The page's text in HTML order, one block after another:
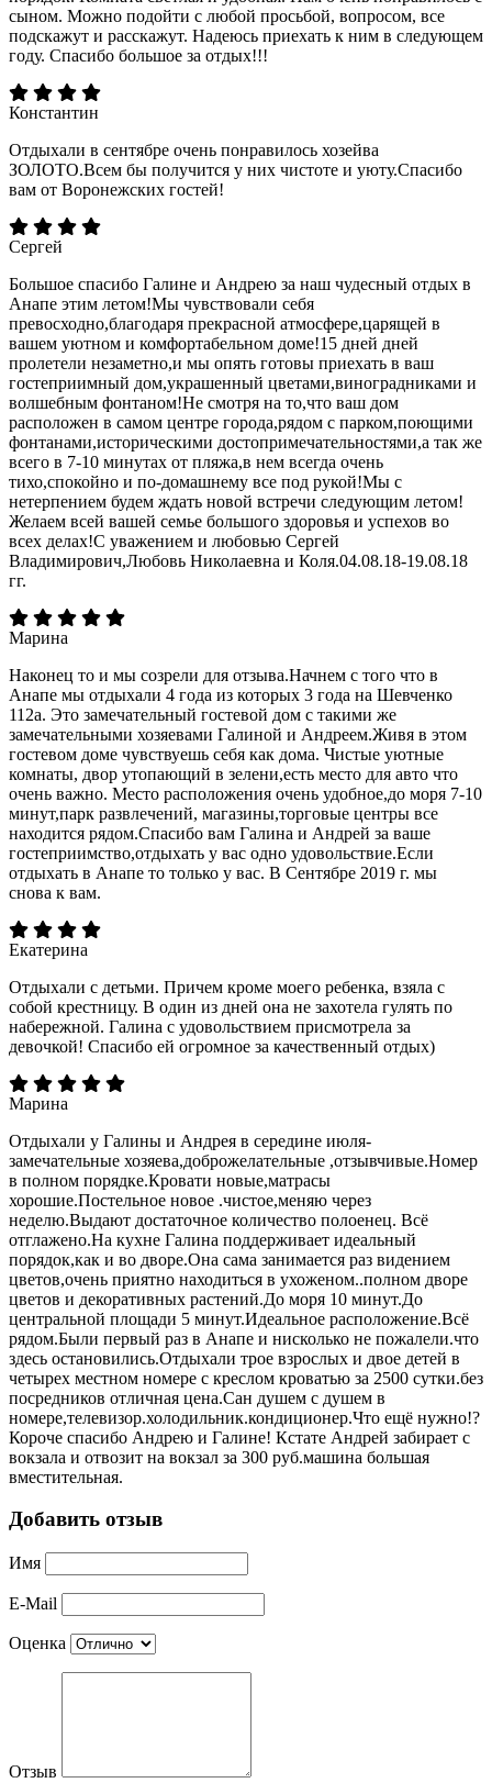
сыном. Можно подойти с любой просьбой, вопросом, все
подскажут и расскажут. Надеюсь приехать к ним в следующем
году. Спасибо большое за отдых!!!
Константин
Отдыхали в сентябре очень понравилось хозейва
ЗОЛОТО.Всем бы получится у них чистоте и уюту.Спасибо
вам от Воронежских гостей!
Сергей
Большое спасибо Галине и Андрею за наш чудесный отдых в
Анапе этим летом!Мы чувствовали себя
превосходно,благодаря прекрасной атмосфере,царящей в
вашем уютном и комфортабельном доме!15 дней дней
пролетели незаметно,и мы опять готовы приехать в ваш
гостеприимный дом,украшенный цветами,виноградниками и
волшебным фонтаном!Не смотря на то,что ваш дом
расположен в самом центре города,рядом с парком,поющими
фонтанами,историческими достопримечательностями,а так же
всего в 7-10 минутах от пляжа,в нем всегда очень
тихо,спокойно и по-домашнему все под рукой!Мы с
нетерпением будем ждать новой встречи следующим летом!
Желаем всей вашей семье большого здоровья и успехов во
всех делах!С уважением и любовью Сергей
Владимирович,Любовь Николаевна и Коля.04.08.18-19.08.18
гг.
Марина
Наконец то и мы созрели для отзыва.Начнем с того что в
Анапе мы отдыхали 4 года из которых 3 года на Шевченко
112а. Это замечательный гостевой дом с такими же
замечательными хозяевами Галиной и Андреем.Живя в этом
гостевом доме чувствуешь себя как дома. Чистые уютные
комнаты, двор утопающий в зелени,есть место для авто что
очень важно. Место расположения очень удобное,до моря 7-10
минут,парк развлечений, магазины,торговые центры все
находится рядом.Спасибо вам Галина и Андрей за ваше
гостеприимство,отдыхать у вас одно удовольствие.Если
отдыхать в Анапе то только у вас. В Сентябре 2019 г. мы
снова к вам.
Екатерина
Отдыхали с детьми. Причем кроме моего ребенка, взяла с
собой крестницу. В один из дней она не захотела гулять по
набережной. Галина с удовольствием присмотрела за
девочкой! Спасибо ей огромное за качественный отдых)
Марина
Отдыхали у Галины и Андрея в середине июля-
замечательные хозяева,доброжелательные ,отзывчивые.Номер
в полном порядке.Кровати новые,матрасы
хорошие.Постельное новое .чистое,меняю через
неделю.Выдают достаточное количество полоенец. Всё
отглажено.На кухне Галина поддерживает идеальный
порядок,как и во дворе.Она сама занимается раз видением
цветов,очень приятно находиться в ухоженом..полном дворе
цветов и декоративных растений.До моря 10 минут.До
центральной площади 5 минут.Идеальное расположение.Всё
рядом.Были первый раз в Анапе и нисколько не пожалели.что
здесь остановились.Отдыхали трое взрослых и двое детей в
четырех местном номере с креслом кроватью за 2500 сутки.без
посредников отличная цена.Сан душем с душем в
номере,телевизор.холодильник.кондиционер.Что ещё нужно!?
Короче спасибо Андрею и Галине! Кстате Андрей забирает с
вокзала и отвозит на вокзал за 300 руб.машина большая
вместительная.
Добавить отзыв
Имя
E-Mail
Оценка
Отзыв